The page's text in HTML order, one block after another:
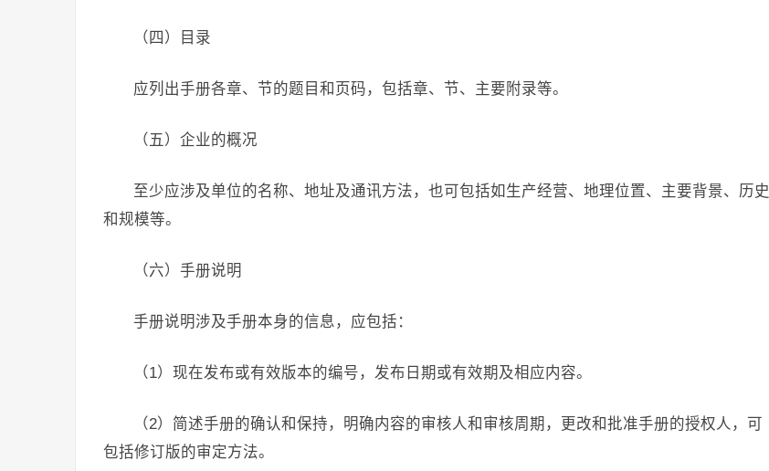
（四）目录
应列出手册各章、节的题目和页码，包括章、节、主要附录等。
（五）企业的概况
至少应涉及单位的名称、地址及通讯方法，也可包括如生产经营、地理位置、主要背景、历史
和规模等。
（六）手册说明
手册说明涉及手册本身的信息，应包括：
（1）现在发布或有效版本的编号，发布日期或有效期及相应内容。
（2）简述手册的确认和保持，明确内容的审核人和审核周期，更改和批准手册的授权人，可
包括修订版的审定方法。